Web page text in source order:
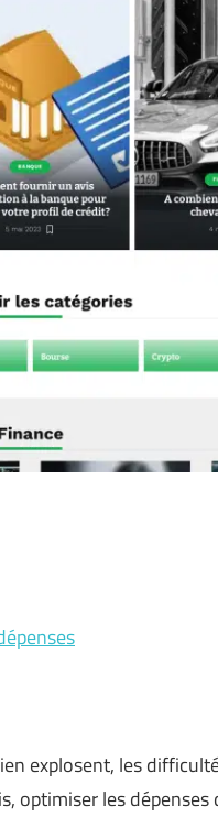
explosent, les
optimiser les dépenses